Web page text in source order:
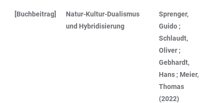
[Buchbeitrag]
Natur-Kultur-Dualismus
und Hybridisierung
Sprenger,
Guido ;
Schlaudt,
Oliver ;
Gebhardt,
Hans ; Meier,
Thomas
(2022)